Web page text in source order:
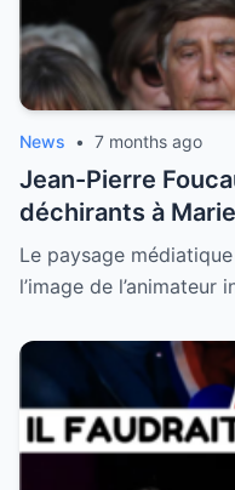
News • 7 months ago
Jean-Pierre
déchirants à
femme qu’il ait
Le paysage
l’image de